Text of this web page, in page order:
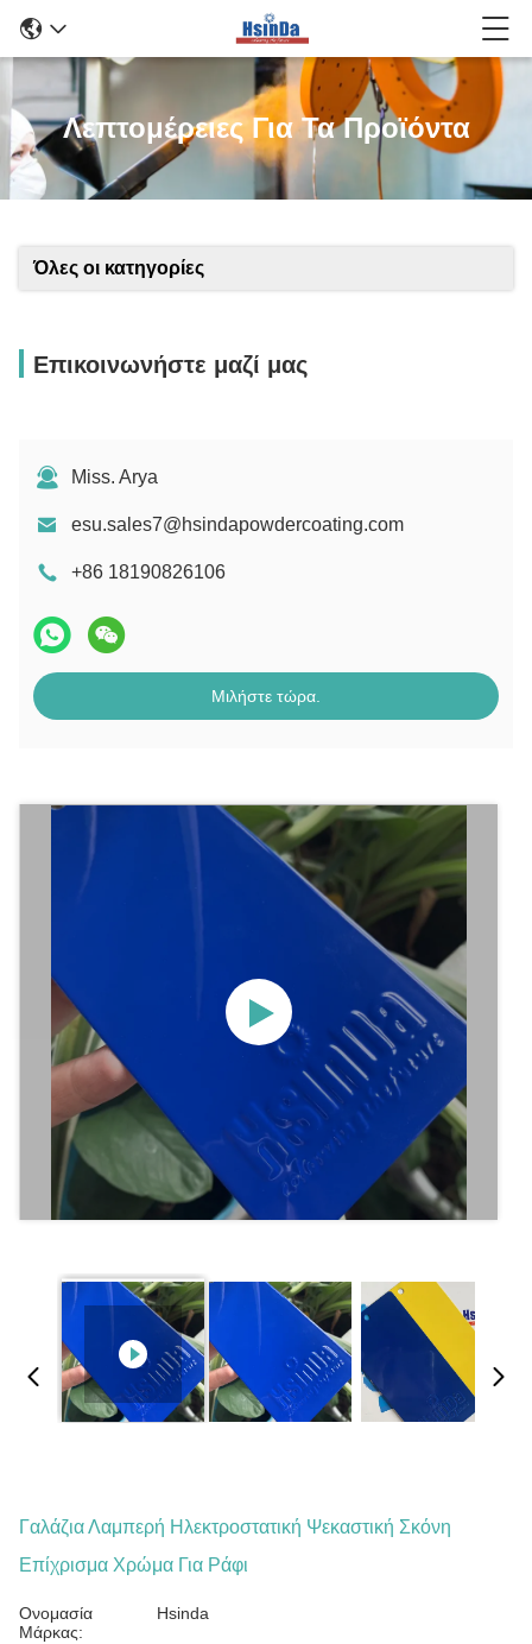
Λεπτομέρειες Για Τα Προϊόντα
Όλες οι κατηγορίες
Επικοινωνήστε μαζί μας
Miss. Arya
esu.sales7@hsindapowdercoating.com
+86 18190826106
Μιλήστε τώρα.
Γαλάζια Λαμπερή Ηλεκτροστατική Ψεκαστική Σκόνη
Επίχρισμα Χρώμα Για Ράφι
Ονομασία
Μάρκας:
Hsinda